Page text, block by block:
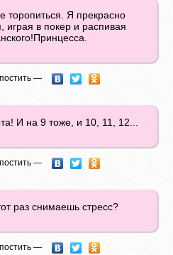
Я прекрасно
в покер и распивая
—
И на 9 тоже, и 10, 11, 12...
—
раз снимаешь стресс?
—